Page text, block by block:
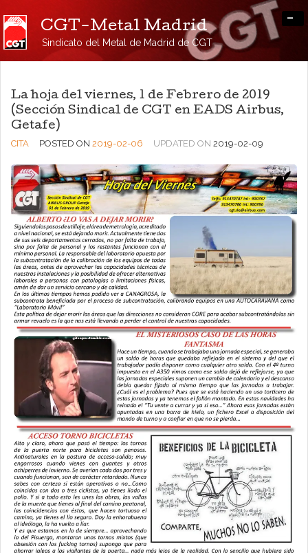
CGT-Metal Madrid
Sindicato del Metal de Madrid de CGT
-
La hoja del viernes, 1 de Febrero de 2019
(Sección Sindical de CGT en EADS Airbus,
Getafe)
CITA POSTED ON 2019-02-06 UPDATED ON 2019-02-09